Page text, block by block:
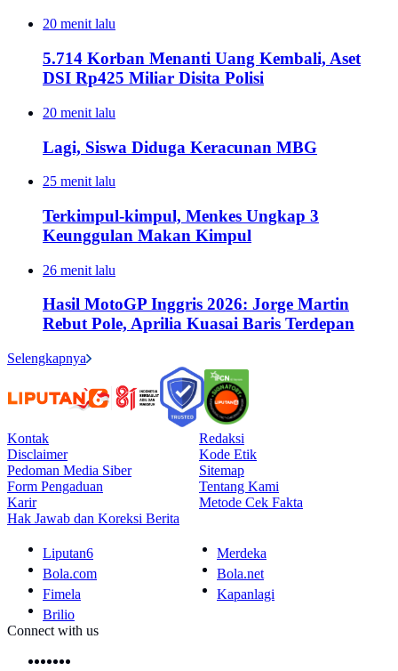
20 menit lalu
5.714 Korban Menanti Uang Kembali, Aset
DSI Rp425 Miliar Disita Polisi
20 menit lalu
Lagi, Siswa Diduga Keracunan MBG
25 menit lalu
Terkimpul-kimpul, Menkes Ungkap 3
Keunggulan Makan Kimpul
26 menit lalu
Hasil MotoGP Inggris 2026: Jorge Martin
Rebut Pole, Aprilia Kuasai Baris Terdepan
Selengkapnya
Kontak
Redaksi
Disclaimer
Kode Etik
Pedoman Media Siber
Sitemap
Form Pengaduan
Tentang Kami
Karir
Metode Cek Fakta
Hak Jawab dan Koreksi Berita
Liputan6
Merdeka
Bola.com
Bola.net
Fimela
Kapanlagi
Brilio
Connect with us